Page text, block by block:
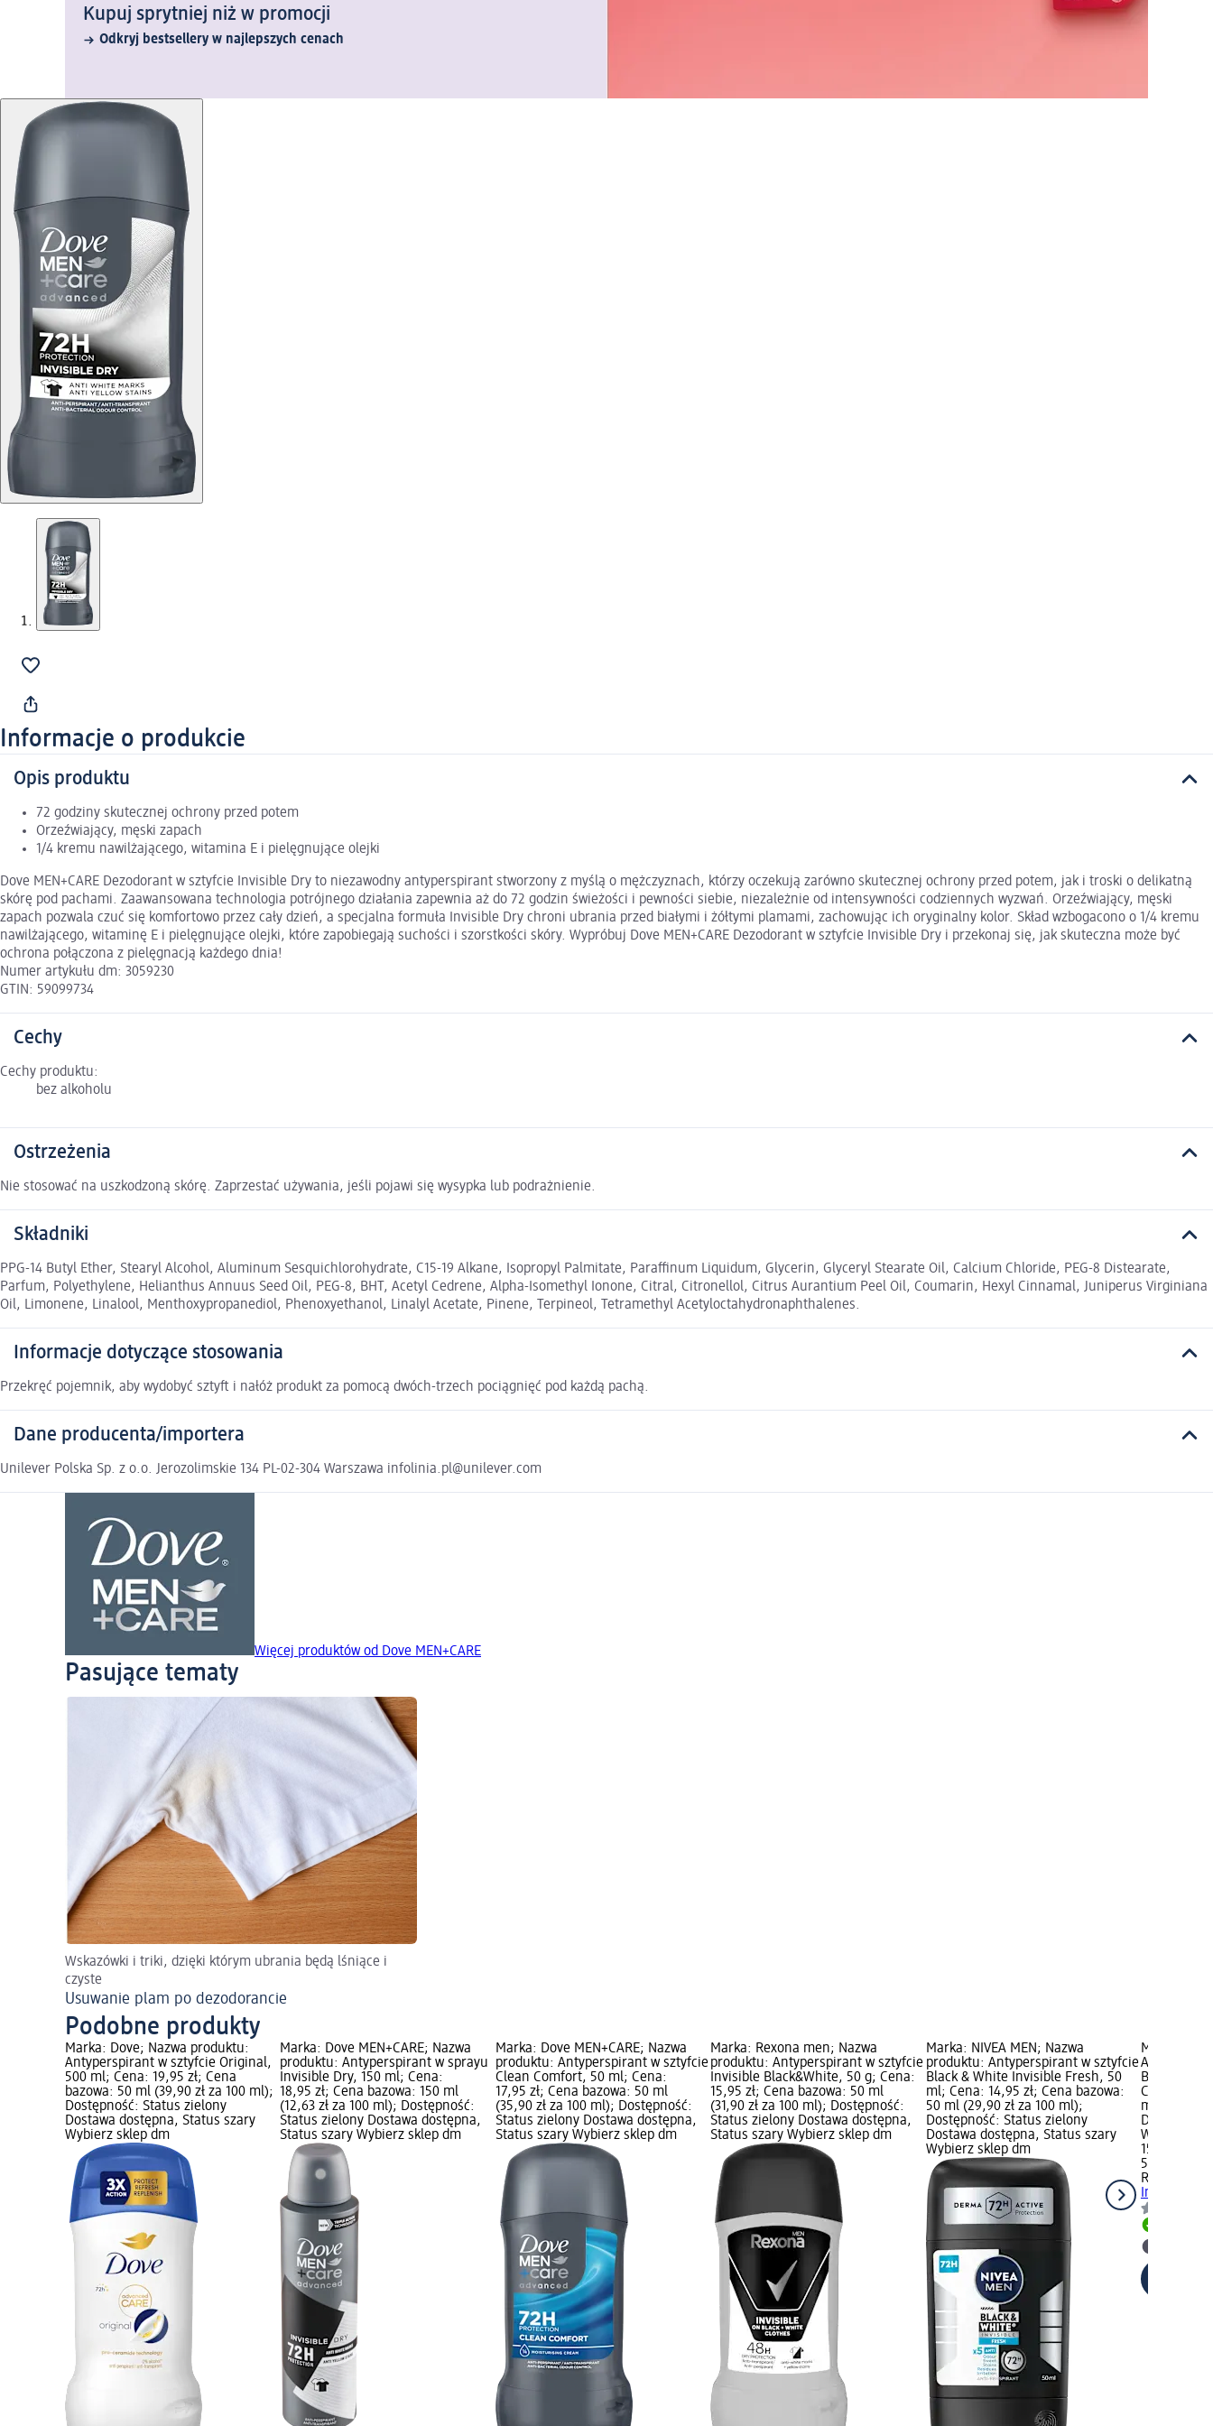
Kupuj sprytniej niż w promocji
Odkryj bestsellery w najlepszych cenach
Informacje o produkcie
Opis produktu
72 godziny skutecznej ochrony przed potem
Orzeźwiający, męski zapach
1/4 kremu nawilżającego, witamina E i pielęgnujące olejki
Dove MEN+CARE Dezodorant w sztyfcie Invisible Dry to niezawodny antyperspirant stworzony z myślą o mężczyznach, którzy oczekują zarówno skutecznej ochrony przed potem, jak i troski o delikatną
skórę pod pachami. Zaawansowana technologia potrójnego działania zapewnia aż do 72 godzin świeżości i pewności siebie, niezależnie od intensywności codziennych wyzwań. Orzeźwiający, męski
zapach pozwala czuć się komfortowo przez cały dzień, a specjalna formuła Invisible Dry chroni ubrania przed białymi i żółtymi plamami, zachowując ich oryginalny kolor. Skład wzbogacono o 1/4 kremu
nawilżającego, witaminę E i pielęgnujące olejki, które zapobiegają suchości i szorstkości skóry. Wypróbuj Dove MEN+CARE Dezodorant w sztyfcie Invisible Dry i przekonaj się, jak skuteczna może być
ochrona połączona z pielęgnacją każdego dnia!
Numer artykułu dm: 3059230
GTIN: 59099734
Cechy
Cechy produktu:
bez alkoholu
Ostrzeżenia
Nie stosować na uszkodzoną skórę. Zaprzestać używania, jeśli pojawi się wysypka lub podrażnienie.
Składniki
PPG-14 Butyl Ether, Stearyl Alcohol, Aluminum Sesquichlorohydrate, C15-19 Alkane, Isopropyl Palmitate, Paraffinum Liquidum, Glycerin, Glyceryl Stearate Oil, Calcium Chloride, PEG-8 Distearate,
Parfum, Polyethylene, Helianthus Annuus Seed Oil, PEG-8, BHT, Acetyl Cedrene, Alpha-Isomethyl Ionone, Citral, Citronellol, Citrus Aurantium Peel Oil, Coumarin, Hexyl Cinnamal, Juniperus Virginiana
Oil, Limonene, Linalool, Menthoxypropanediol, Phenoxyethanol, Linalyl Acetate, Pinene, Terpineol, Tetramethyl Acetyloctahydronaphthalenes.
Informacje dotyczące stosowania
Przekręć pojemnik, aby wydobyć sztyft i nałóż produkt za pomocą dwóch-trzech pociągnięć pod każdą pachą.
Dane producenta/importera
Unilever Polska Sp. z o.o. Jerozolimskie 134 PL-02-304 Warszawa infolinia.pl@unilever.com
Więcej produktów od Dove MEN+CARE
Pasujące tematy
Wskazówki i triki, dzięki którym ubrania będą lśniące i
czyste
Usuwanie plam po dezodorancie
Podobne produkty
Marka: Dove; Nazwa produktu:
Antyperspirant w sztyfcie Original,
500 ml; Cena: 19,95 zł; Cena
bazowa: 50 ml (39,90 zł za 100 ml);
Dostępność: Status zielony
Dostawa dostępna, Status szary
Wybierz sklep dm
Marka: Dove MEN+CARE; Nazwa
produktu: Antyperspirant w sprayu
Invisible Dry, 150 ml; Cena:
18,95 zł; Cena bazowa: 150 ml
(12,63 zł za 100 ml); Dostępność:
Status zielony Dostawa dostępna,
Status szary Wybierz sklep dm
Marka: Dove MEN+CARE; Nazwa
produktu: Antyperspirant w sztyfcie
Clean Comfort, 50 ml; Cena:
17,95 zł; Cena bazowa: 50 ml
(35,90 zł za 100 ml); Dostępność:
Status zielony Dostawa dostępna,
Status szary Wybierz sklep dm
Marka: Rexona men; Nazwa
produktu: Antyperspirant w sztyfcie
Invisible Black&White, 50 g; Cena:
15,95 zł; Cena bazowa: 50 ml
(31,90 zł za 100 ml); Dostępność:
Status zielony Dostawa dostępna,
Status szary Wybierz sklep dm
Marka: NIVEA MEN; Nazwa
produktu: Antyperspirant w sztyfcie
Black & White Invisible Fresh, 50
ml; Cena: 14,95 zł; Cena bazowa:
50 ml (29,90 zł za 100 ml);
Dostępność: Status zielony
Dostawa dostępna, Status szary
Wybierz sklep dm
Marka:
Cena
ml);
Dostawa
Wybierz
15,95 zł
50 ml
Rexona
Invisible